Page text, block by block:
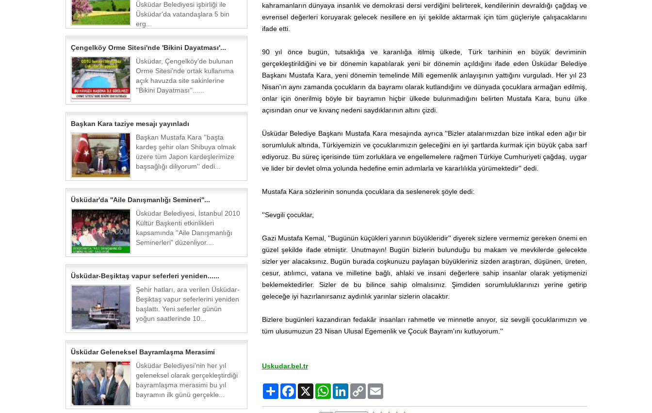
Üsküdar Belediyesi işbirliği ile
Üsküdar'da vatandaşlara 5 bin
erg...
Çengelköy Orme Sitesi'nde 'Bikini Dayatması'...
Üsküdar, Çengelköy'de bulunan
Orme Sitesi'nde ortak kullanıma
açık havuzda site sakinlerine
''Bikini Dayatması''......
Başkan Kara taziye mesajı yayınladı
Başkan Mustafa Kara ''başta
kardeş şehir olan Shibuya olmak
üzere tüm Japon kardeşlerimize
başsağlığı diliyorum'' dedi...
Üsküdar'da ''Aile Danışmanlığı Semineri''...
Üsküdar Belediyesi, İstanbul 2010
Kültür Başkenti etkinlikleri
kapsamında ''Aile Danışmanlığı
Seminerleri" düzenliyor....
Üsküdar-Beşiktaş vapur seferleri yeniden......
Şehir hatları, ara verilen Üsküdar-
Beşiktaş vapur seferlerini yeniden
başlattı. Yeni seferler günün
yoğun saatlerinde 10...
Üsküdar Geleneksel Bayramlaşma Merasimi
Üsküdar Belediyesi'nin her yıl
geleneksel olarak gerçekleştirdiği
bayramlaşma merasimi bu yıl
bayramın ilk günü gerçekle...
kahramanların dünyaya insanlık ve demokrasi dersi verdiğini belirterek, kendilerinin devraldığı çağdaş ve
evrensel değerleri koruyarak gelecek nesillere en iyi şekilde aktarmak için tüm güçleriyle çalışacaklarını
ifade etti.
90 yıl önce bugün, tutsaklığa ve karanlığa itilmiş ülkede, Türk tarihinin en büyük devriminin
gerçekleştirildiğini ve bir dönemin kapatılarak yeni bir dönemin açıldığını ifade eden Üsküdar Belediye
Başkanı Mustafa Kara, yeni dönemin temelinde Milli egemenlik anlayışının yattığını vurguladı. Her yıl 23
Nisan'ın aynı zamanda çocukların da bayramı olarak kutlandığını ve dünyada çocuklara armağan edilmiş,
onlar için önerilmiş böyle bir bayramın hiçbir ülkede bulunmadığını belirten Mustafa Kara, bunu ülke
açısından onur ve kıvanç nedeni saydıklarının altını çizdi.
Üsküdar Belediye Başkanı Mustafa Kara mesajında ayrıca ''Bizler atalarımızdan bize intikal eden ağır bir
sorumluluk altında, Türkiyemizin ve çocuklarımızın geleceğini en iyi şartlarda kurmak için büyük çaba sarf
ediyoruz. Bu süreç içerisinde tüm zorluklara ve engellemelere rağmen Türkiye Cumhuriyeti çağdaş, uygar
ve lider bir devlet olma yolunda hedefine emin adımlarla ve kararlılıkla yürümektedir'' dedi.
Mustafa Kara sözlerinin sonunda çocuklara da seslenerek şöyle dedi:
''Sevgili çocuklar,
Gazi Mustafa Kemal, ''Bugünün küçükleri yarının büyükleridir'' diyerek sizlere vermemiz gereken önemi en
güzel şekilde ifade etmiştir. Unutmayın! Bugün bizlerin bulunduğu bu makam ve mevkilerde gelecekte
sizler yer alacaksınız. Bugün burada coşkunuzu paylaşan büyükleriniz sizden araştıran, düşünen, üreten,
cesur, atılımcı, vatana ve milletine bağlı, ahlaki ve insani değerlere sahip insanlar olarak yetişmenizi
beklemektedirler. Sizler de bu bilince sahip olmalısınız. Şimdiden sorumluluklarınızı yerine getirip
geleceğe iyi hazırlanırsanız aydınlık yarınlar sizlerin olacaktır.
Bizlere bugünleri kazandıran fedakâr insanları rahmetle ve minnetle anıyor, siz sevgili çocuklarımızın ve
tüm ulusumuzun 23 Nisan Ulusal Egemenlik ve Çocuk Bayram'ını kutluyorum.''
Uskudar.bel.tr
Paylaş Facebook WhatsAppLinkedInCopy
Link